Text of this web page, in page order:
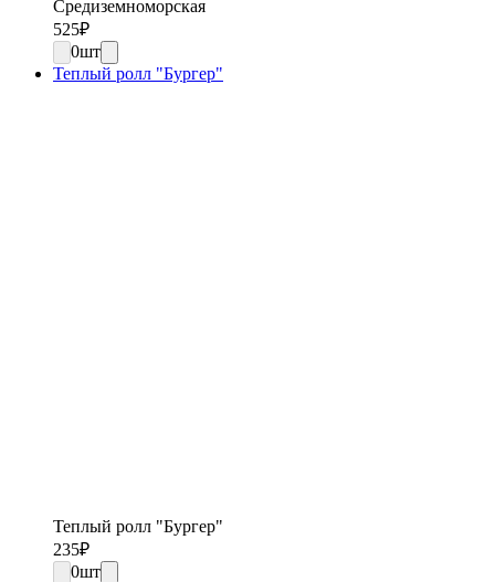
Средиземноморская
525₽
0шт
Теплый ролл "Бургер"
Теплый ролл "Бургер"
235₽
0шт